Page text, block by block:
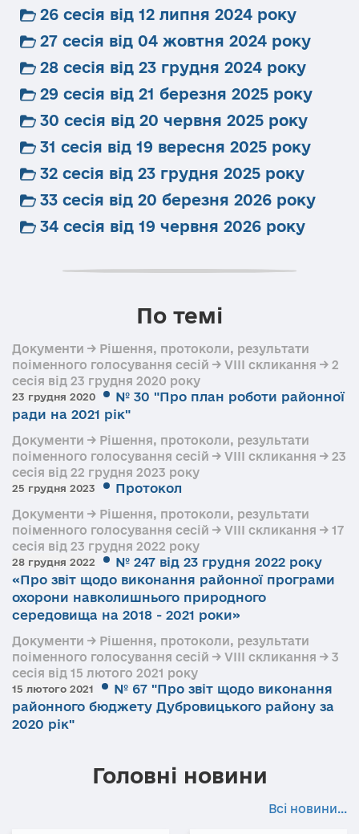
26 сесія від 12 липня 2024 року
27 сесія від 04 жовтня 2024 року
28 сесія від 23 грудня 2024 року
29 сесія від 21 березня 2025 року
30 сесія від 20 червня 2025 року
31 сесія від 19 вересня 2025 року
32 сесія від 23 грудня 2025 року
33 сесія від 20 березня 2026 року
34 сесія від 19 червня 2026 року
По темі
Документи → Рішення, протоколи, результати
поіменного голосування сесій → VIII скликання → 2
сесія від 23 грудня 2020 року
23 грудня 2020
№ 30 "Про план роботи районної
ради на 2021 рік"
Документи → Рішення, протоколи, результати
поіменного голосування сесій → VIII скликання → 23
сесія від 22 грудня 2023 року
25 грудня 2023 Протокол
Документи → Рішення, протоколи, результати
поіменного голосування сесій → VIII скликання → 17
сесія від 23 грудня 2022 року
28 грудня 2022
№ 247 від 23 грудня 2022 року
«Про звіт щодо виконання районної програми
охорони навколишнього природного
середовища на 2018 - 2021 роки»
Документи → Рішення, протоколи, результати
поіменного голосування сесій → VIII скликання → 3
сесія від 15 лютого 2021 року
15 лютого 2021
№ 67 "Про звіт щодо виконання
районного бюджету Дубровицького району за
2020 рік"
Головні новини
Всі новини...